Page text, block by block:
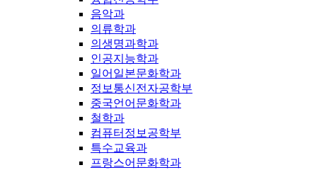
음악과
의류학과
의생명과학과
인공지능학과
일어일본문화학과
정보통신전자공학부
중국언어문화학과
철학과
컴퓨터정보공학부
특수교육과
프랑스어문화학과